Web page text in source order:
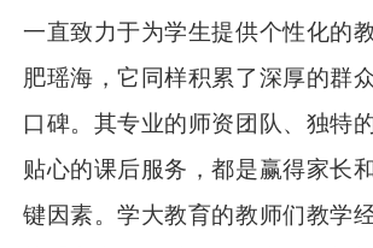
一直致力于为学生提供个性化的
肥瑶海，它同样积累了深厚的群
口碑。其专业的师资团队、独特
贴心的课后服务，都是赢得家长
键因素。学大教育的教师们教学